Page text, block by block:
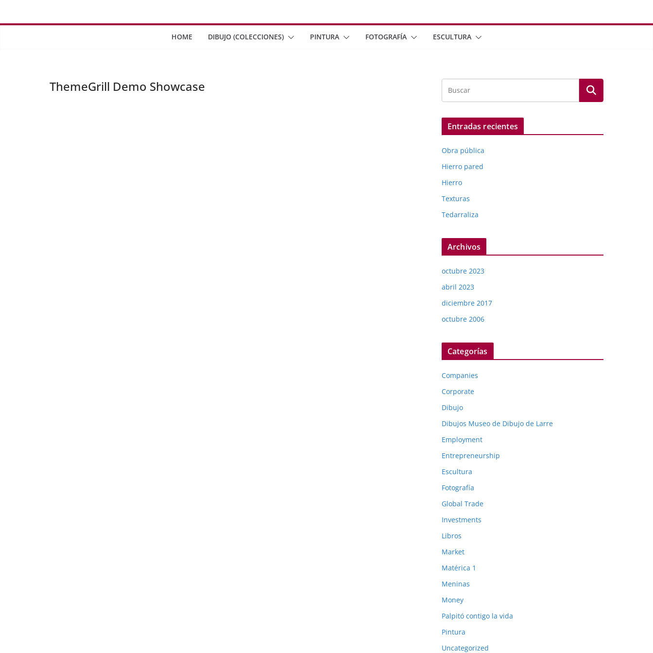
HOME DIBUJO (COLECCIONES) PINTURA FOTOGRAFÍA ESCULTURA
ThemeGrill Demo Showcase
Entradas recientes
Obra pública
Hierro pared
Hierro
Texturas
Tedarraliza
Archivos
octubre 2023
abril 2023
diciembre 2017
octubre 2006
Categorías
Companies
Corporate
Dibujo
Dibujos Museo de Dibujo de Larre
Employment
Entrepreneurship
Escultura
Fotografía
Global Trade
Investments
Libros
Market
Matérica 1
Meninas
Money
Palpitó contigo la vida
Pintura
Uncategorized